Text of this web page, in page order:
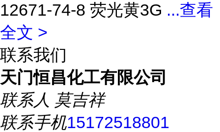
12671-74-8 荧光黄3G ...查看
全文 >
联系我们
天门恒昌化工有限公司
联系人 莫吉祥
联系手机15172518801